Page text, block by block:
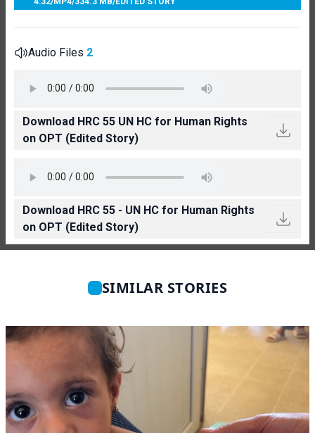
Audio Files 2
Download HRC 55 UN HC for Human Rights
on OPT (Edited Story)
Download HRC 55 - UN HC for Human Rights
on OPT (Edited Story)
SIMILAR STORIES